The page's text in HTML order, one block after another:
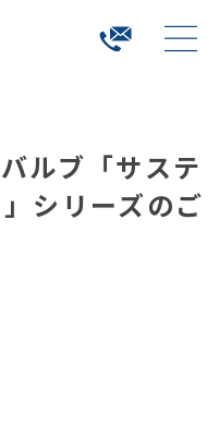
ルブ「サステ
シリーズのご